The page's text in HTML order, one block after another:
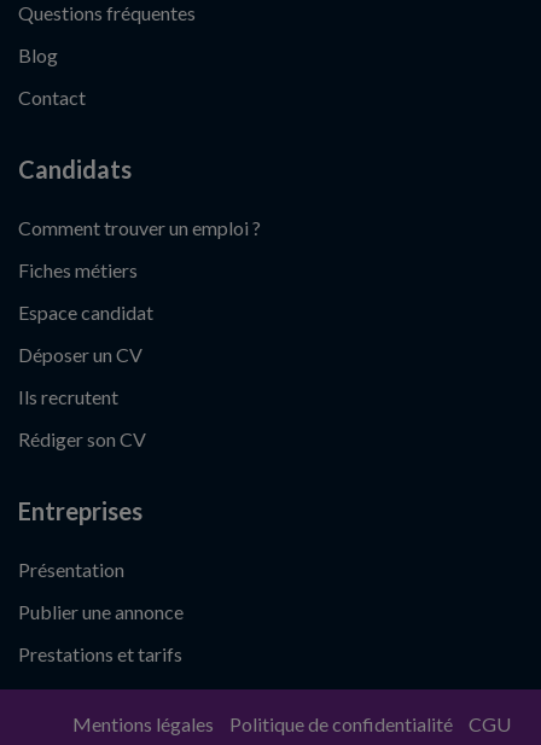
Questions fréquentes
Blog
Contact
Candidats
Comment trouver un emploi ?
Fiches métiers
Espace candidat
Déposer un CV
Ils recrutent
Rédiger son CV
Entreprises
Présentation
Publier une annonce
Prestations et tarifs
Mentions légales Politique de confidentialité CGU